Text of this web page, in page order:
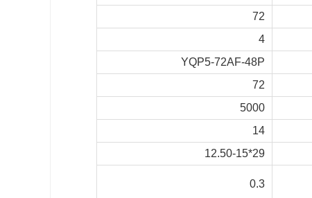
72
4
YQP5-72AF-48P
72
5000
14
29*12.50-15
0.3